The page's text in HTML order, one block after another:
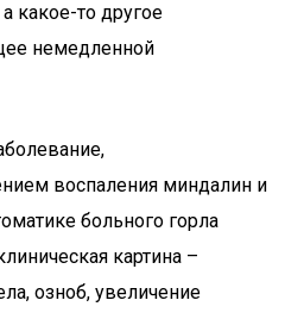
какое-то другое
немедленной
воспаления миндалин и
больного горла
картина –
озноб, увеличение